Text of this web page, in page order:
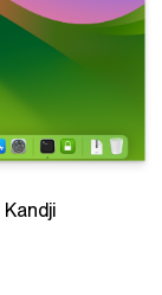
Kandji